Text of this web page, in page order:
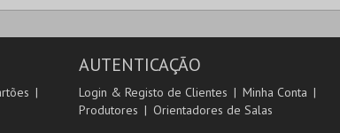
AUTENTICAÇÃO
Login & Registo de Clientes
Minha Conta
Produtores
Orientadores de Salas